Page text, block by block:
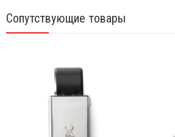
Сопутствующие товары